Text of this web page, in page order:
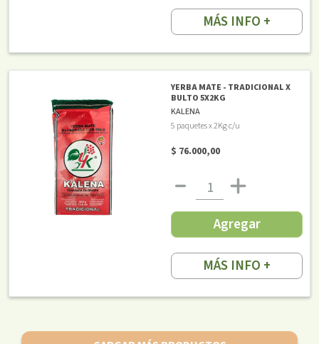
MÁS INFO +
YERBA MATE - TRADICIONAL X
BULTO 5X2KG
KALENA
5 paquetes x 2Kg c/u
$ 76.000,00
Agregar
MÁS INFO +